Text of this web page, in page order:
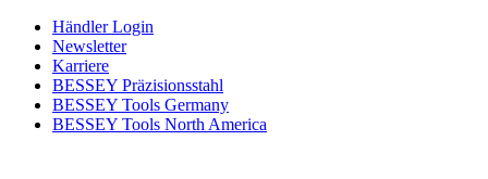
Händler Login
Newsletter
Karriere
BESSEY Präzisionsstahl
BESSEY Tools Germany
BESSEY Tools North America